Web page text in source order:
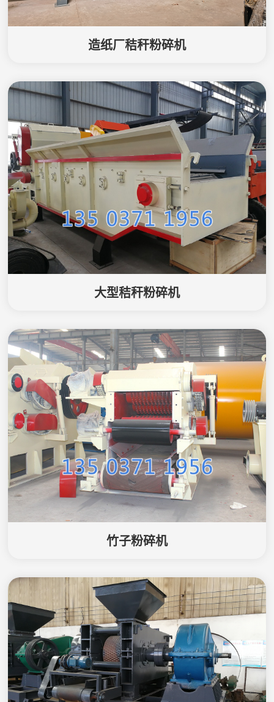
造纸厂秸秆粉碎机
大型秸秆粉碎机
竹子粉碎机